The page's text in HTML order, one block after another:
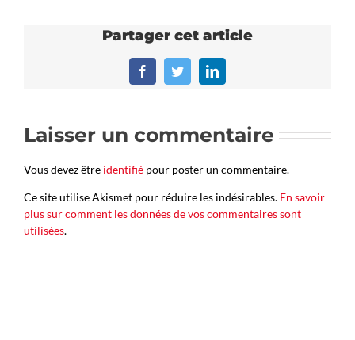
Partager cet article
FacebookTwitterLinkedIn
Laisser un commentaire
Vous devez être identifié pour poster un commentaire.
Ce site utilise Akismet pour réduire les indésirables. En savoir
plus sur comment les données de vos commentaires sont
utilisées.